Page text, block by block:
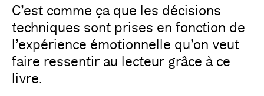
C’est comme ça que les décisions
techniques sont prises en fonction de
l’expérience émotionnelle qu’on veut
faire ressentir au lecteur grâce à ce
livre.